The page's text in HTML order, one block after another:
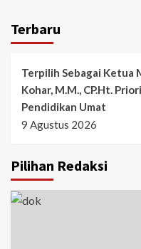
Terbaru
Terpilih Sebagai Ketua
Kohar, M.M., CP.Ht.
Pendidikan Umat
9 Agustus 2026
Pilihan Redaksi